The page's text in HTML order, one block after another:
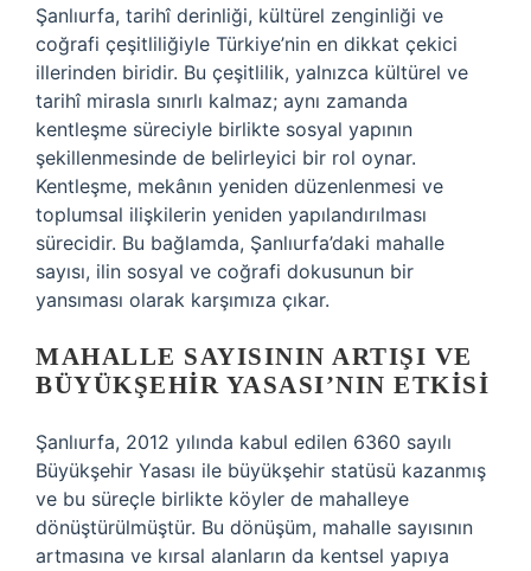
Şanlıurfa, tarihî derinliği, kültürel zenginliği ve
coğrafi çeşitliliğiyle Türkiye’nin en dikkat çekici
illerinden biridir. Bu çeşitlilik, yalnızca kültürel ve
tarihî mirasla sınırlı kalmaz; aynı zamanda
kentleşme süreciyle birlikte sosyal yapının
şekillenmesinde de belirleyici bir rol oynar.
Kentleşme, mekânın yeniden düzenlenmesi ve
toplumsal ilişkilerin yeniden yapılandırılması
sürecidir. Bu bağlamda, Şanlıurfa’daki mahalle
sayısı, ilin sosyal ve coğrafi dokusunun bir
yansıması olarak karşımıza çıkar.
MAHALLE SAYISININ ARTIŞI VE
BÜYÜKŞEHIR YASASI’NIN ETKISI
Şanlıurfa, 2012 yılında kabul edilen 6360 sayılı
Büyükşehir Yasası ile büyükşehir statüsü kazanmış
ve bu süreçle birlikte köyler de mahalleye
dönüştürülmüştür. Bu dönüşüm, mahalle sayısının
artmasına ve kırsal alanların da kentsel yapıya